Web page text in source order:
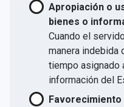
Apropiación o
bienes o
Cuando el
manera indebida
tiempo asignado
información del
Favorecimiento